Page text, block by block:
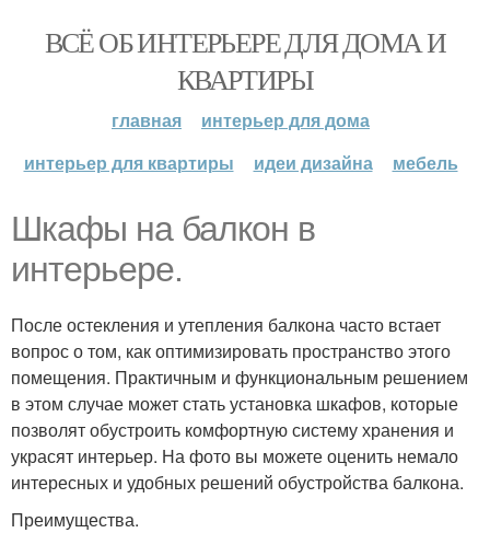
ВСЁ ОБ ИНТЕРЬЕРЕ ДЛЯ ДОМА И
КВАРТИРЫ
главная
интерьер для дома
интерьер для квартиры
идеи дизайна мебель
Шкафы на балкон в
интерьере.
После остекления и утепления балкона часто встает
вопрос о том, как оптимизировать пространство этого
помещения. Практичным и функциональным решением
в этом случае может стать установка шкафов, которые
позволят обустроить комфортную систему хранения и
украсят интерьер. На фото вы можете оценить немало
интересных и удобных решений обустройства балкона.
Преимущества.